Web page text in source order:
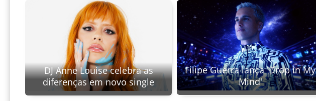
DJ Anne Louise celebra as
diferenças em novo single
Filipe Guerra lança 'Drop in My
Mind'